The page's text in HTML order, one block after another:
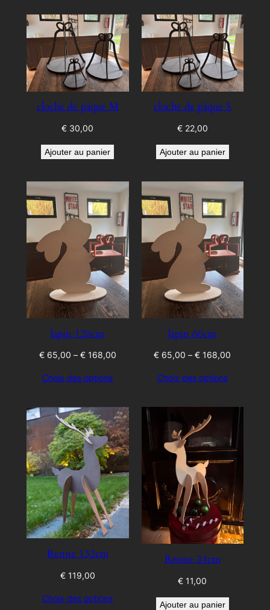
cloche de pâque M
€ 30,00
Ajouter au panier
cloche de pâque S
€22,00
Ajouter au panier
lapin 120cm
€65,00 – €168,00Price
€ 168,00
Choix des options
lapin 60cm
€ 65,00 – € 168,00
€ 168,00
Choix des options
Renne 132cm
€119,00
Choix des options
Renne 24cm
€ 11,00
Ajouter au panier